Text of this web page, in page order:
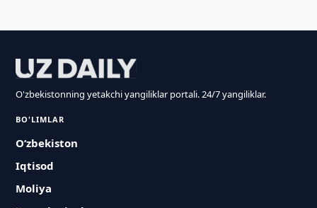
O'zbekistonning yetakchi yangiliklar portali. 24/7 yangiliklar.
BO'LIMLAR
O‘zbekiston
Iqtisod
Moliya